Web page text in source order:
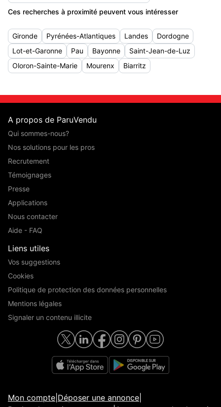
Ces recherches à proximité peuvent vous intéresser
Gironde Pyrénées-Atlantiques Landes
Dordogne
Lot-et-Garonne
Pau Bayonne
Saint-Jean-de-Luz
Oloron-Sainte-Marie
Mourenx Biarritz
A propos de ParuVendu
Qui sommes-nous?
Nos solutions pour les pros
Recrutement
Témoignages
Presse
Applications
Nous contacter
Aide - FAQ
Liens utiles
Vos suggestions
Cookies
Politique de protection des données personnelles
Mentions légales
Signaler un contenu illicite
Mon compte Déposer une annonce